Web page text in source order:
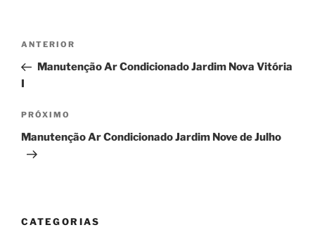
Navegação
Post
Post
anterior
ANTERIOR
Manutenção Ar Condicionado Jardim Nova Vitória
Próximo
post
PRÓXIMO
Manutenção Ar Condicionado Jardim Nove de Julho
CATEGORIAS